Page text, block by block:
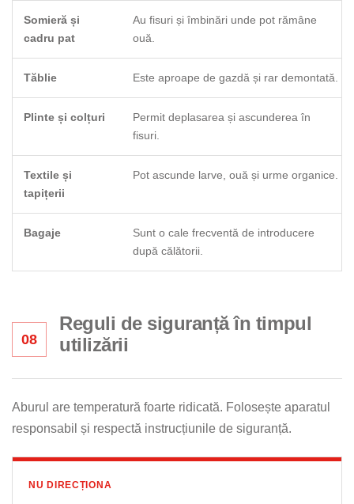
Somieră și
cadru pat
Au fisuri și îmbinări unde pot rămâne
ouă.
Tăblie Este aproape de gazdă și rar demontată.
Plinte și colțuri
Permit deplasarea și ascunderea în
fisuri.
Textile și
tapițerii
Pot ascunde larve, ouă și urme organice.
Bagaje
Sunt o cale frecventă de introducere
după călătorii.
08
Reguli de siguranță în timpul
utilizării
Aburul are temperatură foarte ridicată. Folosește aparatul
responsabil și respectă instrucțiunile de siguranță.
NU DIRECȚIONA